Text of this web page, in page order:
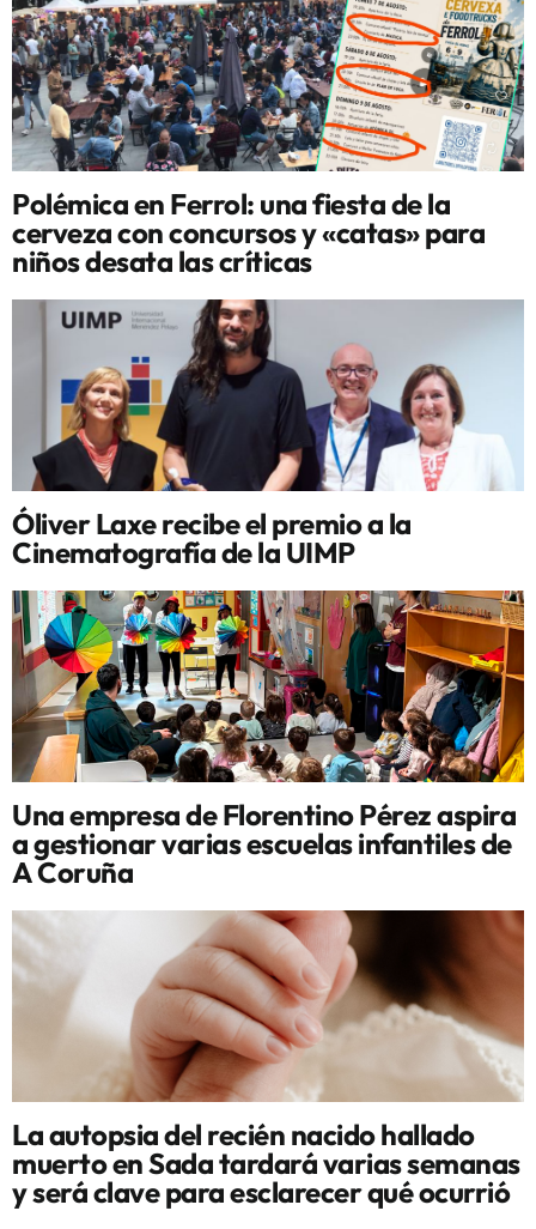
Polémica en Ferrol: una fiesta de la
cerveza con concursos y «catas» para
niños desata las críticas
Óliver Laxe recibe el premio a la
Cinematografía de la UIMP
Una empresa de Florentino Pérez aspira
a gestionar varias escuelas infantiles de
A Coruña
La autopsia del recién nacido hallado
muerto en Sada tardará varias semanas
y será clave para esclarecer qué ocurrió